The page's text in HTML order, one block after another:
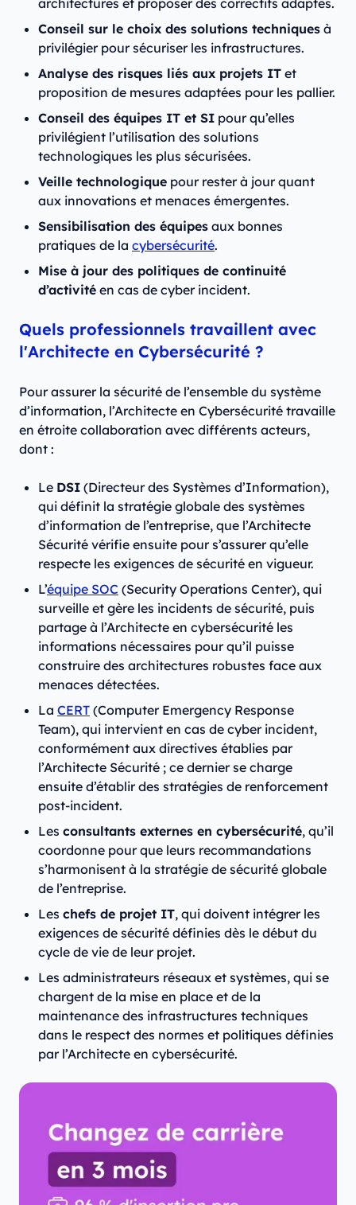
Conseil sur le choix des solutions techniques à
privilégier pour sécuriser les infrastructures.
Analyse des risques liés aux projets IT et
proposition de mesures adaptées pour les pallier.
Conseil des équipes IT et SI pour qu’elles
privilégient l’utilisation des solutions
technologiques les plus sécurisées.
Veille technologique pour rester à jour quant
aux innovations et menaces émergentes.
Sensibilisation des équipes aux bonnes
pratiques de la cybersécurité.
Mise à jour des politiques de continuité
d’activité en cas de cyber incident.
Quels professionnels travaillent avec
l'Architecte en Cybersécurité ?
Pour assurer la sécurité de l’ensemble du système
d’information, l’Architecte en Cybersécurité travaille
en étroite collaboration avec différents acteurs,
dont :
Le DSI (Directeur des Systèmes d’Information),
qui définit la stratégie globale des systèmes
d’information de l’entreprise, que l’Architecte
Sécurité vérifie ensuite pour s’assurer qu’elle
respecte les exigences de sécurité en vigueur.
L’équipe SOC (Security Operations Center), qui
surveille et gère les incidents de sécurité, puis
partage à l’Architecte en cybersécurité les
informations nécessaires pour qu’il puisse
construire des architectures robustes face aux
menaces détectées.
La CERT (Computer Emergency Response
Team), qui intervient en cas de cyber incident,
conformément aux directives établies par
l’Architecte Sécurité ; ce dernier se charge
ensuite d’établir des stratégies de renforcement
post-incident.
Les consultants externes en cybersécurité, qu’il
coordonne pour que leurs recommandations
s’harmonisent à la stratégie de sécurité globale
de l’entreprise.
Les chefs de projet IT, qui doivent intégrer les
exigences de sécurité définies dès le début du
cycle de vie de leur projet.
Les administrateurs réseaux et systèmes, qui se
chargent de la mise en place et de la
maintenance des infrastructures techniques
dans le respect des normes et politiques définies
par l’Architecte en cybersécurité.